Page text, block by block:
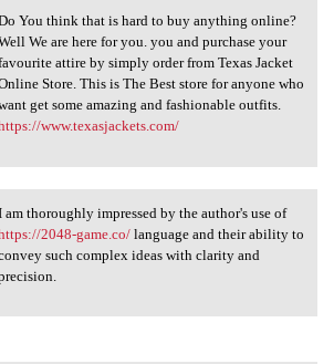
You think that is hard to
You think that is hard to buy anything online?
We are here for you. you and purchase your
attire by simply order from Texas Jacket
Store. This is The Best store for anyone who
get some amazing and fashionable outfits.
www.texasjackets.com/
thoroughly impressed by
am thoroughly impressed by the author's use of
2048-game.co/language and their ability to
such complex ideas with clarity and